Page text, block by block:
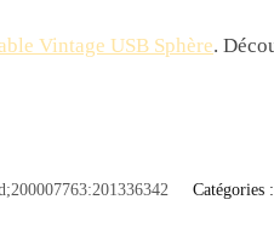
Vintage USB Sphère.
Catégories :